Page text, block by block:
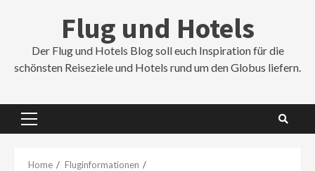
Flug und Hotels
Der Flug und Hotels Blog soll euch Inspiration für die
schönsten Reiseziele und Hotels rund um den Globus liefern.
Primary
Home
Fluginformationen